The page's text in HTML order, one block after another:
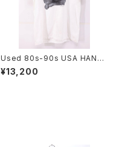
Used 80s-90s USA HANES
Poodle Dog Animal Graphi
c T-Shirt Size M 古着
¥13,200